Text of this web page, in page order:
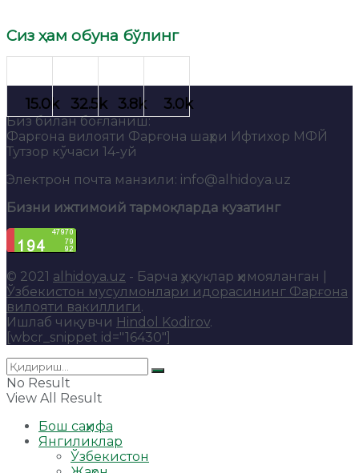
Сиз ҳам обуна бўлинг
Биз билан боғланиш:
Фарғона вилояти Фарғона шаҳри Ифтихор МФЙ
Тутзор кўчаси 14-уй
Электрон почта манзили: info@alhidoya.uz
Бизни ижтимоий тармоқларда кузатинг
© 2021 alhidoya.uz - Барча ҳуқуқлар ҳимояланган |
Ўзбекистон мусулмонлари идорасининг Фарғона
вилояти вакиллиги.
Ишлаб чиқувчи Hindol Kodirov.
[wbcr_snippet id="16430"]
No Result
View All Result
Бош саҳифа
Янгиликлар
Ўзбекистон